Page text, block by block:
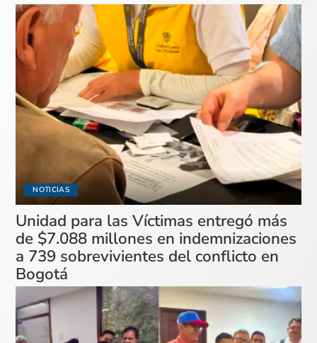
NOTICIAS
Unidad para las Víctimas entregó más
de $7.088 millones en indemnizaciones
a 739 sobrevivientes del conflicto en
Bogotá